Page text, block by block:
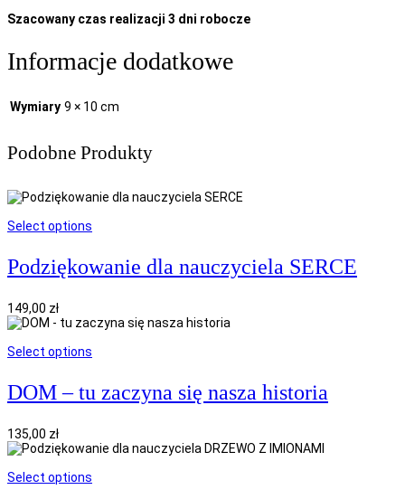
Szacowany czas realizacji 3 dni robocze
Informacje dodatkowe
Wymiary 9 × 10 cm
Podobne Produkty
Select options
Podziękowanie dla nauczyciela SERCE
149,00 zł
Select options
DOM – tu zaczyna się nasza historia
135,00 zł
Select options